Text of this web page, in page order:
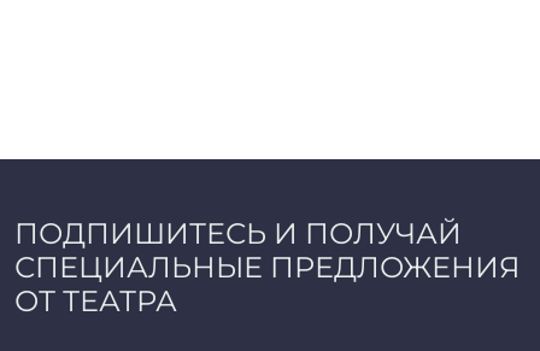
ПОДПИШИТЕСЬ И ПОЛУЧАЙ
СПЕЦИАЛЬНЫЕ ПРЕДЛОЖЕНИЯ
ОТ ТЕАТРА